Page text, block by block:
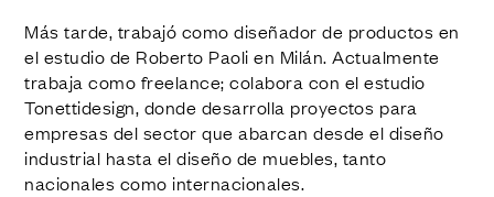
Más tarde, trabajó como diseñador de productos en
el estudio de Roberto Paoli en Milán. Actualmente
trabaja como freelance; colabora con el estudio
Tonettidesign, donde desarrolla proyectos para
empresas del sector que abarcan desde el diseño
industrial hasta el diseño de muebles, tanto
nacionales como internacionales.